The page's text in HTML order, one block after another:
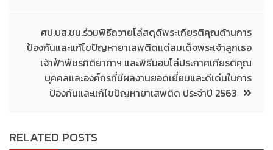
ศป.บส.ชน.ร่วมพิธีถวายโล่สดุดีพระเกียรติคุณด้านการ
ป้องกันและแก้ไขปัญหายาเสพติดแด่สมเด็จพระเจ้าลูกเธอ
เจ้าฟ้าพัชรกิติยาภาฯ และพิธีมอบโล่ประกาศเกียรติคุณ
บุคคลและองค์กรที่มีผลงานยอดเยี่ยมและดีเด่นในการ
ป้องกันและแก้ไขปัญหายาเสพติด ประจำปี 2563
RELATED POSTS